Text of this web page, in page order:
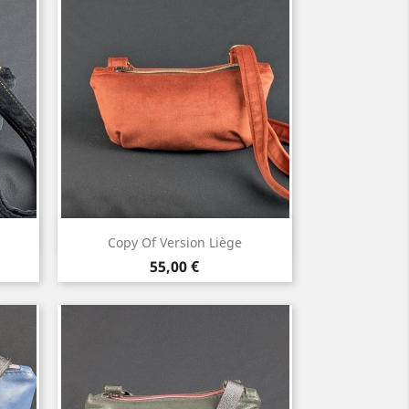
Copy Of Version Liège
Preis
55,00 €
Vorschau